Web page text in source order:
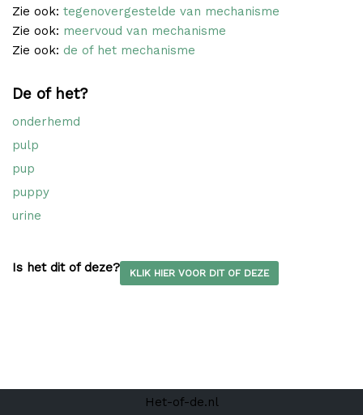
Zie ook: tegenovergestelde van mechanisme
Zie ook: meervoud van mechanisme
Zie ook: de of het mechanisme
De of het?
onderhemd
pulp
pup
puppy
urine
Is het dit of deze? KLIK HIER VOOR DIT OF DEZE
Het-of-de.nl